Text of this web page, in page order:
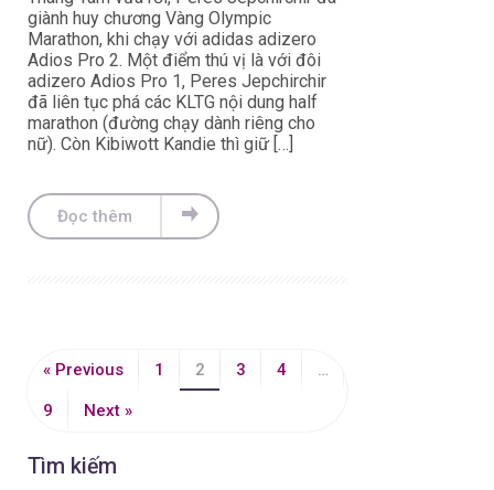
giành huy chương Vàng Olympic
Marathon, khi chạy với adidas adizero
Adios Pro 2. Một điểm thú vị là với đôi
adizero Adios Pro 1, Peres Jepchirchir
đã liên tục phá các KLTG nội dung half
marathon (đường chạy dành riêng cho
nữ). Còn Kibiwott Kandie thì giữ […]
Đọc thêm
« Previous 1 2 3 4 …
9 Next »
Tìm kiếm